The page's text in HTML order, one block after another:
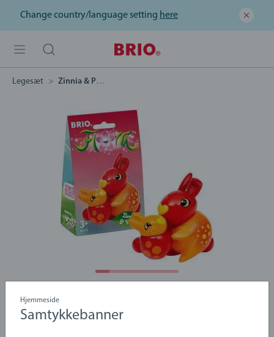
Change country/language setting here
Legesæt Zinnia & Peach
Explanatory
Hjemmeside
Samtykkebanner